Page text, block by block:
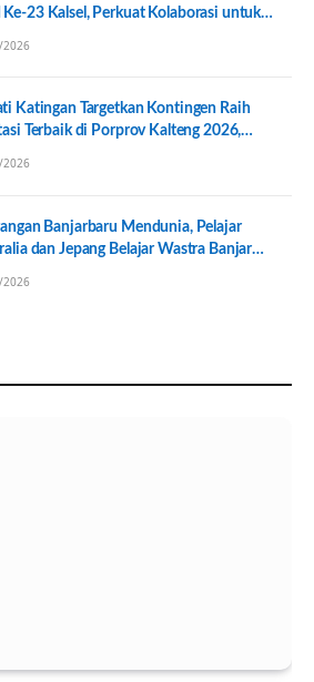
Ke-23 Kalsel, Perkuat Kolaborasi untuk
Katingan Targetkan Kontingen Raih
Terbaik di Porprov Kalteng 2026,
Banjarbaru Mendunia, Pelajar
dan Jepang Belajar Wastra Banjar